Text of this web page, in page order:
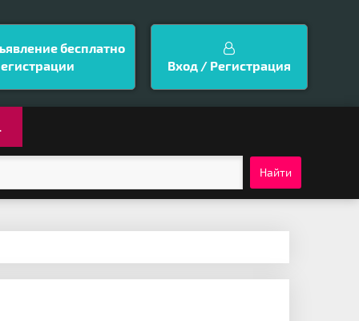
бесплатно
Вход / Регистрация
Найти